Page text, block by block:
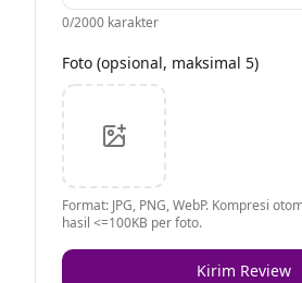
0/2000 karakter
Foto (opsional, maksimal 5)
Format: JPG, PNG, WebP. Kompresi
hasil <=100KB per foto.
Kirim Review